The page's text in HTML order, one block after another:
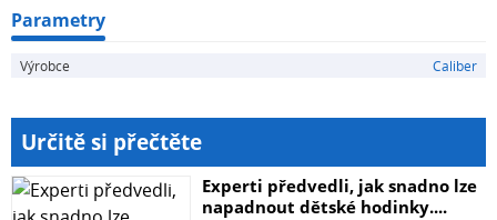
Parametry
Výrobce Caliber
Určitě si přečtěte
Experti předvedli, jak snadno lze
napadnout dětské hodinky....